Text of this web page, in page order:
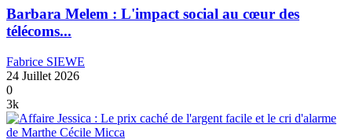
Barbara Melem : L'impact social au cœur des
télécoms...
Fabrice SIEWE
24 Juillet 2026
0
3k